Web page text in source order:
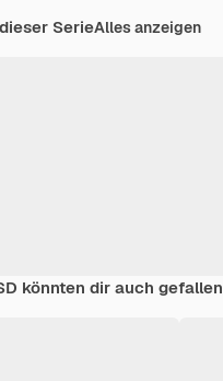
SerieAlles anzeigen
könnten dir auch gefallen